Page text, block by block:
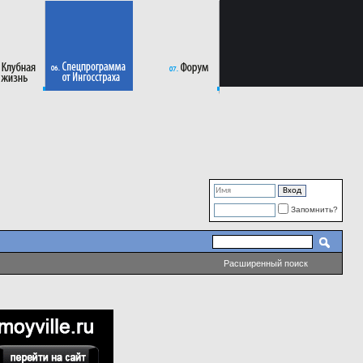
Запомнить?
Расширенный поиск